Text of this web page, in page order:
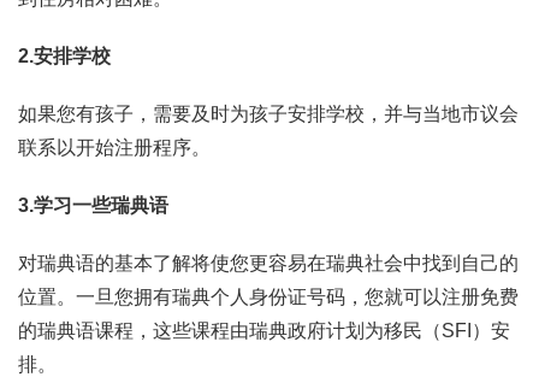
2.安排学校
如果您有孩子，需要及时为孩子安排学校，并与当地市议会
联系以开始注册程序。
3.学习一些瑞典语
对瑞典语的基本了解将使您更容易在瑞典社会中找到自己的
位置。一旦您拥有瑞典个人身份证号码，您就可以注册免费
的瑞典语课程，这些课程由瑞典政府计划为移民（SFI）安
排。